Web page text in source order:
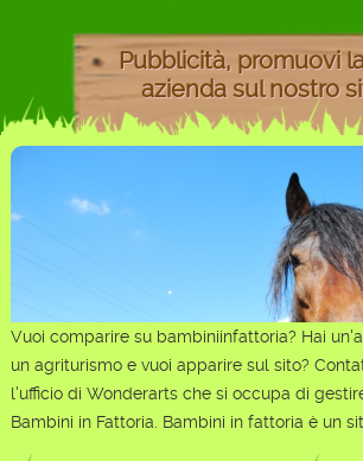
Pubblicità, promuovi
azienda sul nostro
Vuoi comparire su bambiniinfattoria? Hai
un agriturismo e vuoi apparire sul sito?
l'ufficio di Wonderarts che si occupa di
Bambini in Fattoria. Bambini in fattoria è un